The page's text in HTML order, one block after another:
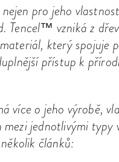
pro jeho
Tencel™ vzniká z
který spojuje
přístup k
více o jeho výrobě,
jednotlivými typy
článků: